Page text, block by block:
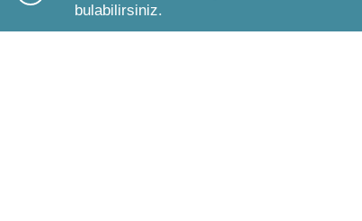
bulabilirsiniz.